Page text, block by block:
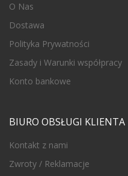
O Nas
Dostawa
Polityka Prywatności
Zasady i Warunki współpracy
Konto bankowe
BIURO OBSŁUGI KLIENTA
Kontakt z nami
Zwroty / Reklamacje